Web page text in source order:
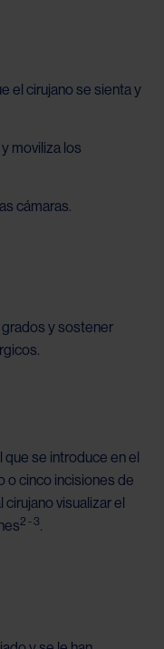
el cirujano se sienta y
moviliza los
cámaras.
y sostener
se introduce en el
o cinco incisiones de
visualizar el
2 - 3.